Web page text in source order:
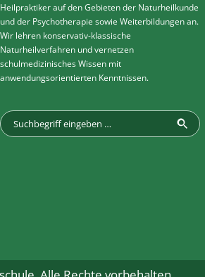
Heilpraktiker auf den Gebieten der Naturheilkunde
und der Psychotherapie sowie Weiterbildungen an.
Wir lehren konservativ-klassische
Naturheilverfahren und vernetzen
schulmedizinisches Wissen mit
anwendungsorientierten Kenntnissen.